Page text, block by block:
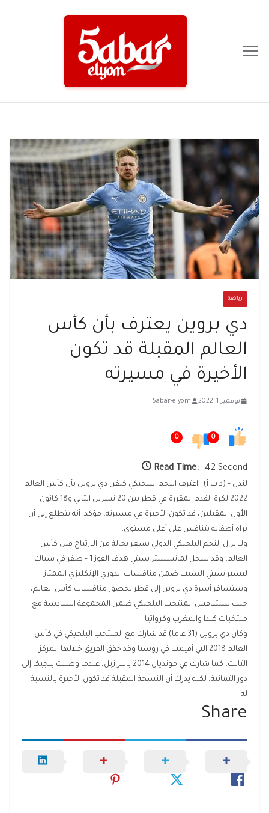
رياضة
دي بروين يعترف بأن كأس
العالم المقبلة قد تكون
الأخيرة في مسيرته
نوفمبر 1, 2022 5abar-elyom
0
0
Read Time: 42 Second
لندن – (د ب أ) : اعترف النجم البلجيكي كيفن دي بروين بأن كأس العالم
2022 لكرة القدم المقررة في قطر بين 20 تشرين الثاني و18 كانون
الأول المقبلين، قد تكون الأخيرة في مسيرته، مؤكدا أنه يتطلع إلى أن
يراه أطفاله يتنافس على أعلى مستوى.
ولا يزال النجم البلجيكي الدولي يشعر بحالة من الارتياح قبل كأس
العالم، وقد سجل لمانشستر سيتي هدف الفوز 1 – صفر في شباك
ليستر سيتي السبت ضمن منافسات الدوري الإنكليزي الممتاز.
وستسافر أسرة دي بروين إلى قطر لحضور منافسات كأس العالم،
حيث سيتنافس المنتخب البلجيكي ضمن المجموعة السادسة مع
منتخبات كندا والمغرب وكرواتيا.
وكان دي بروين (31 عاما) قد شارك مع المنتخب البلجيكي في كأس
العالم 2018 التي أقيمت في روسيا وقد حقق الفريق خلالها المركز
الثالث، كما شارك في مونديال 2014 بالبرازيل، عندما وصلت بلجيكا إلى
دور الثمانية، لكنه يدرك أن النسخة المقبلة قد تكون الأخيرة بالنسبة
له.
Share